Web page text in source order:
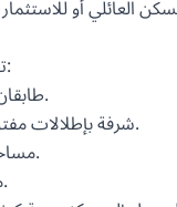
شرفة بإطلالات